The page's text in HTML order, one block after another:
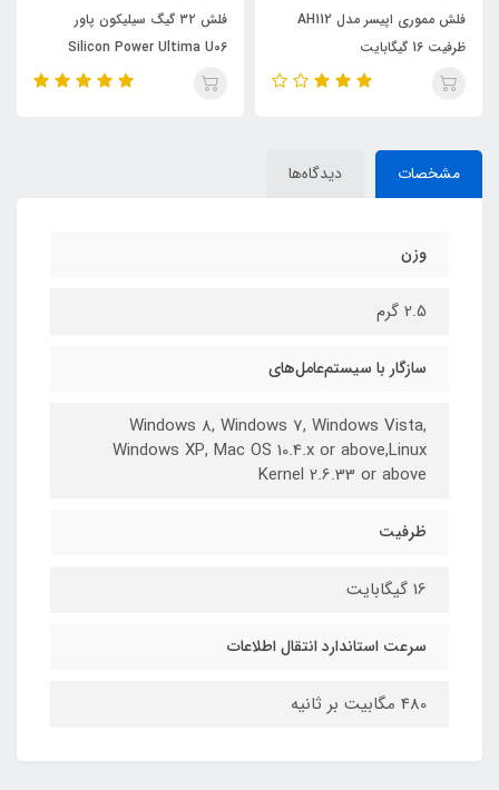
فلش مموری اپیسر مدل AH112
ظرفیت 16 گیگابایت
فلش ۳۲ گیگ سیلیکون پاور
Silicon Power Ultima U06
مشخصات دیدگاه‌ها
وزن
2.5 گرم
سازگار با سیستم‌عامل‌های
Windows 8, Windows 7, Windows Vista,
Windows XP, Mac OS 10.4.x or above,Linux
Kernel 2.6.33 or above
ظرفیت
16 گیگابایت
سرعت استاندارد انتقال اطلاعات
480 مگابیت بر ثانیه